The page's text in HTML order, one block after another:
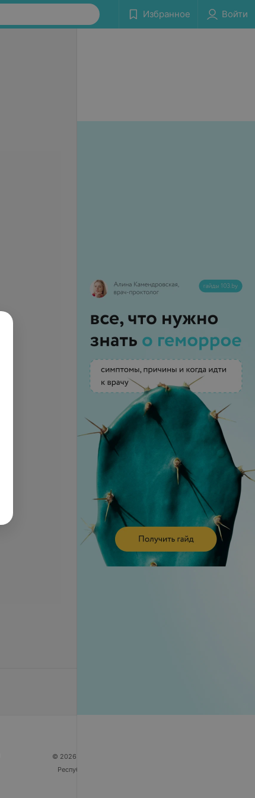
Избранное Войти
© 2026 ООО «Артокс Лаб», УНП 191700409
Республика Беларусь, г. Минск, улица Толбухина, 2,